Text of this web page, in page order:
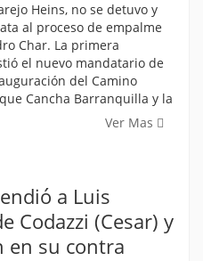
Heins, no se detuvo y
al proceso de empalme
Char. La primera
el nuevo mandatario de
del Camino
Cancha Barranquilla y la
Ver Mas
a Luis
Codazzi (Cesar) y
en su contra